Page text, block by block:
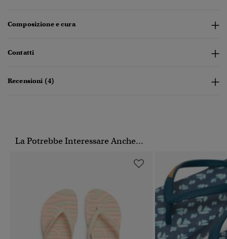
Composizione e cura
Contatti
Recensioni (4)
La Potrebbe Interessare Anche...